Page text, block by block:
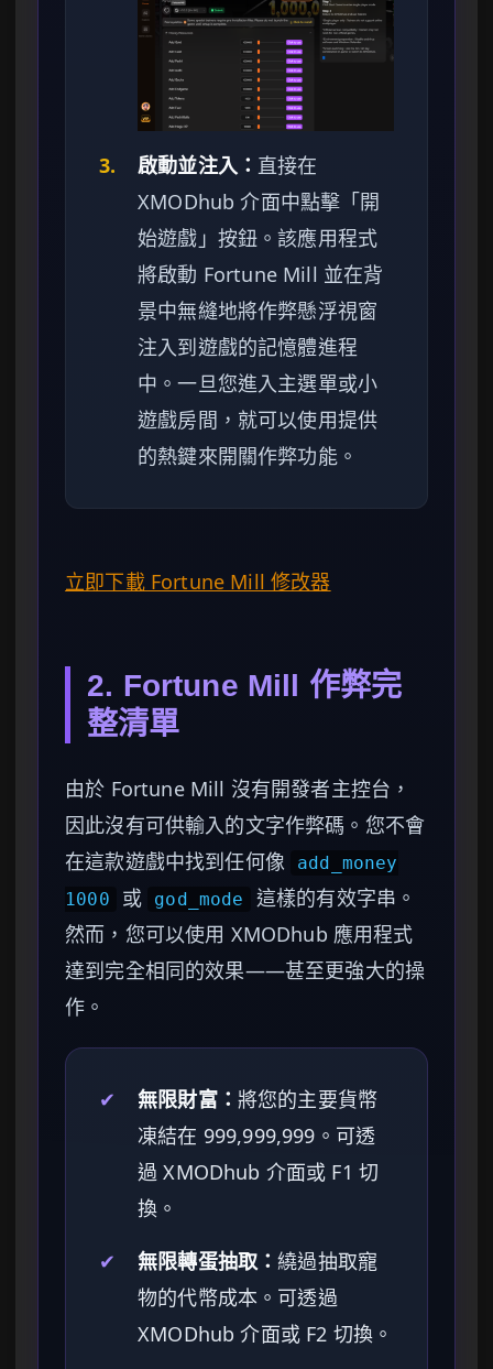
3. 啟動並注入： 直接在
XMODhub 介面中點擊「開
始遊戲」按鈕。該應用程式
將啟動 Fortune Mill 並在背
景中無縫地將作弊懸浮視窗
注入到遊戲的記憶體進程
中。一旦您進入主選單或小
遊戲房間，就可以使用提供
的熱鍵來開關作弊功能。
立即下載 Fortune Mill 修改器
2. Fortune Mill 作弊完
整清單
由於 Fortune Mill 沒有開發者主控台，
因此沒有可供輸入的文字作弊碼。您不會
在這款遊戲中找到任何像
add_money
1000
或 god_mode
這樣的有效字串。
然而，您可以使用 XMODhub 應用程式
達到完全相同的效果——甚至更強大的操
作。
✔ 無限財富： 將您的主要貨幣
凍結在 999,999,999。可透
過 XMODhub 介面或 F1 切
換。
✔
無限轉蛋抽取：繞過抽取寵
物的代幣成本。可透過
XMODhub 介面或 F2 切換。